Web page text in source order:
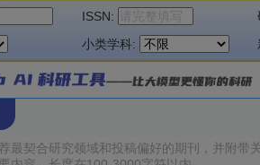
ISSN:
小类学科: